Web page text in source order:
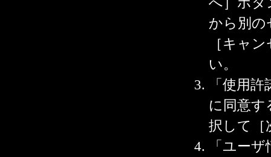
から別の
［キャ
い。
「使用
に同意す
択して［
「ユー